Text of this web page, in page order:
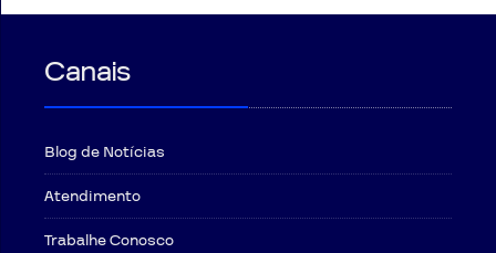
Canais
Blog de Notícias
Atendimento
Trabalhe Conosco